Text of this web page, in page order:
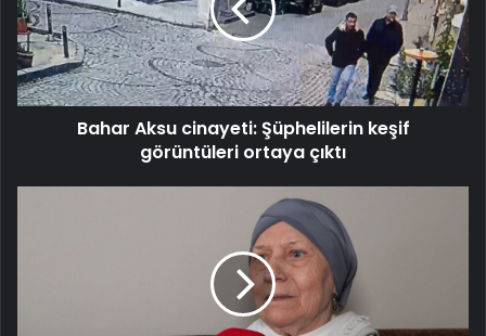
keşif
görüntüleri
ortaya
çıktı
Bahar Aksu cinayeti: Şüphelilerin keşif
görüntüleri ortaya çıktı